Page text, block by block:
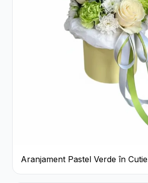
Aranjament Pastel Verde în Cutie
Galben Pal